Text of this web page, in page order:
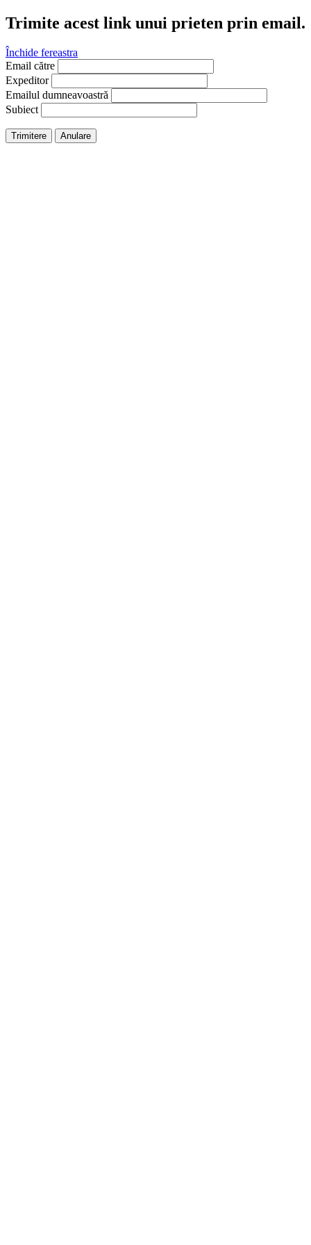
Trimite acest link unui prieten prin email.
Închide fereastra
Email către
Expeditor
Emailul dumneavoastră
Subiect
Trimitere Anulare